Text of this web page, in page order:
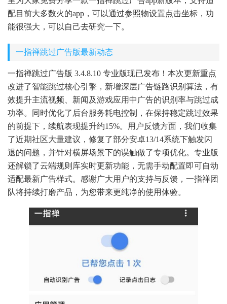
配目前大多数火的app，可以通过参照物设置点击坐标，功
能很强大，可以自己去研究一下。
一指禅跳过广告版最新动态
一指禅跳过广告版 3.4.8.10 专业版现已发布！本次更新重点
改进了智能跳过核心引擎，新增深层广告链路识别算法，有
效提升主流视频、新闻及游戏应用中广告的识别率与跳过成
功率。同时优化了后台服务耗电控制，在保持稳定跳过效果
的前提下，续航表现提升约15%。用户反馈方面，我们收集
了近期社区大量建议，修复了部分安卓13/14系统下触发闪
退的问题，并针对横屏场景下的误触做了专项优化。专业版
还解锁了云端规则库实时更新功能，无需手动配置即可自动
适配最新广告样式。感谢广大用户的支持与反馈，一指禅团
队将持续打磨产品，为您带来更纯净的使用体验。